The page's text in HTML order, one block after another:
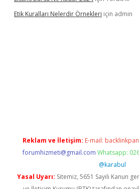
Etik Kuralları Nelerdir Örnekleri için admin
Reklam ve İletişim: E-mail:
forumhizmeti@gmail.com Whatsapp:
@karabul
Yasal Uyarı: Sitemiz, 5651 Sayılı Kanun